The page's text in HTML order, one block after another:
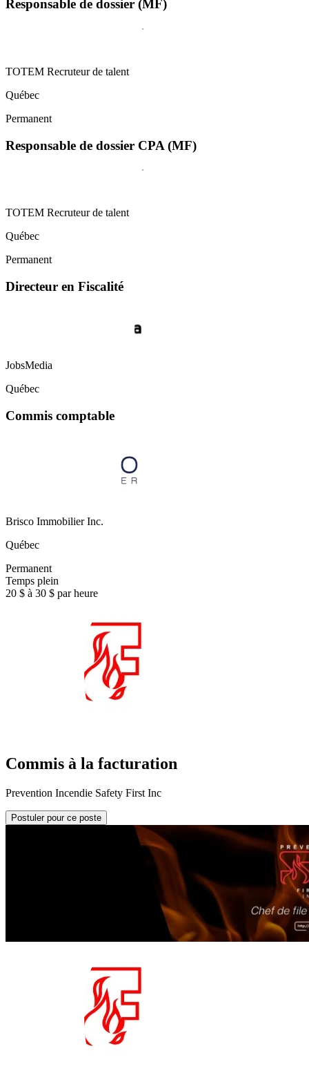
Responsable de dossier (MF)
TOTEM Recruteur de talent
Québec
Permanent
Responsable de dossier CPA (MF)
TOTEM Recruteur de talent
Québec
Permanent
Directeur en Fiscalité
JobsMedia
Québec
Commis comptable
Brisco Immobilier Inc.
Québec
Permanent
Temps plein
20 $ à 30 $ par heure
Commis à la facturation
Prevention Incendie Safety First Inc
Postuler pour ce poste